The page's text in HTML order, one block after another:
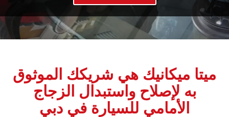
‏ميتا ميكانيك هي شريكك الموثوق
به لإصلاح واستبدال الزجاج
الأمامي للسيارة في دبي‏